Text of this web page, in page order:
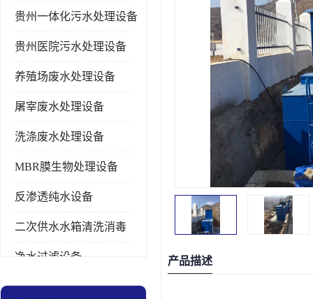
贵州一体化污水处理设备
贵州医院污水处理设备
养殖场废水处理设备
屠宰废水处理设备
洗涤废水处理设备
MBR膜生物处理设备
反渗透纯水设备
二次供水水箱清洗消毒
净水过滤设备
软水设备
产品描述